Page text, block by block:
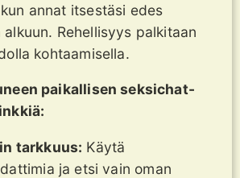
annat itsestäsi edes
Rehellisyys palkitaan
kohtaamisella.
paikallisen seksichat-
tarkkuus: Käytä
ja etsi vain oman